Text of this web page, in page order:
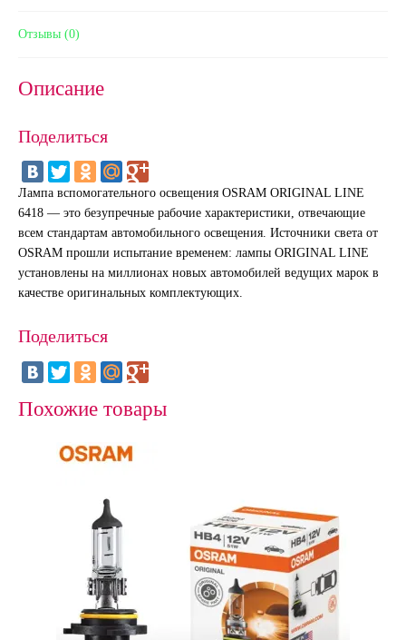
Отзывы (0)
Описание
Поделиться
Лампа вспомогательного освещения OSRAM ORIGINAL LINE
6418 — это безупречные рабочие характеристики, отвечающие
всем стандартам автомобильного освещения. Источники света от
OSRAM прошли испытание временем: лампы ORIGINAL LINE
установлены на миллионах новых автомобилей ведущих марок в
качестве оригинальных комплектующих.
Поделиться
Похожие товары